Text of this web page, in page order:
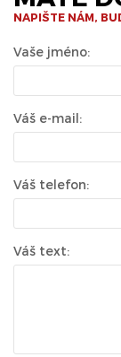
NAPIŠTE NÁM,
Vaše jméno:
Váš e-mail:
Váš telefon:
Váš text: